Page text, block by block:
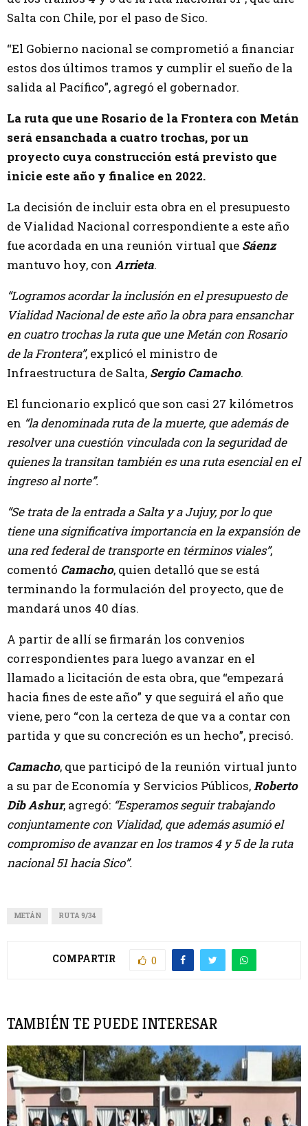
Salta con Chile, por el paso de Sico.
“El Gobierno nacional se comprometió a financiar
estos dos últimos tramos y cumplir el sueño de la
salida al Pacífico”, agregó el gobernador.
La ruta que une Rosario de la Frontera con Metán
será ensanchada a cuatro trochas, por un
proyecto cuya construcción está previsto que
inicie este año y finalice en 2022.
La decisión de incluir esta obra en el presupuesto
de Vialidad Nacional correspondiente a este año
fue acordada en una reunión virtual que Sáenz
mantuvo hoy, con Arrieta.
“Logramos acordar la inclusión en el presupuesto de
Vialidad Nacional de este año la obra para ensanchar
en cuatro trochas la ruta que une Metán con Rosario
de la Frontera”, explicó el ministro de
Infraestructura de Salta, Sergio Camacho.
El funcionario explicó que son casi 27 kilómetros
en “la denominada ruta de la muerte, que además de
resolver una cuestión vinculada con la seguridad de
quienes la transitan también es una ruta esencial en el
ingreso al norte”.
“Se trata de la entrada a Salta y a Jujuy, por lo que
tiene una significativa importancia en la expansión de
una red federal de transporte en términos viales”,
comentó Camacho, quien detalló que se está
terminando la formulación del proyecto, que de
mandará unos 40 días.
A partir de allí se firmarán los convenios
correspondientes para luego avanzar en el
llamado a licitación de esta obra, que “empezará
hacia fines de este año” y que seguirá el año que
viene, pero “con la certeza de que va a contar con
partida y que su concreción es un hecho”, precisó.
Camacho, que participó de la reunión virtual junto
a su par de Economía y Servicios Públicos,Roberto
Dib Ashur, agregó: “Esperamos seguir trabajando
conjuntamente con Vialidad, que además asumió el
compromiso de avanzar en los tramos 4 y 5 de la ruta
nacional 51 hacia Sico”.
METÁN RUTA 9/34
COMPARTIR 0
TAMBIÉN TE PUEDE INTERESAR